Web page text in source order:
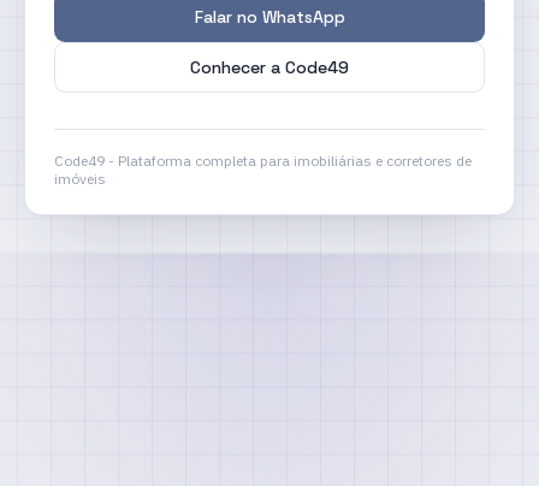
Falar no WhatsApp
Conhecer a Code49
Code49 - Plataforma completa para imobiliárias e corretores de
imóveis